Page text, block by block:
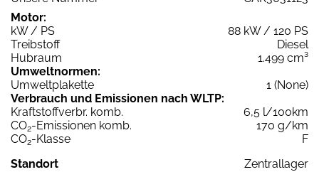
Motor:
kW / PS
88 kW / 120 PS
Treibstoff
Diesel
Hubraum
1.499 cm³
Umweltnormen:
Umweltplakette
1 (None)
Verbrauch und Emissionen nach WLTP:
Kraftstoffverbr. komb.
6,5 l/100km
CO2-Emissionen komb.
170 g/km
CO2-Klasse
F
Standort
Zentrallager